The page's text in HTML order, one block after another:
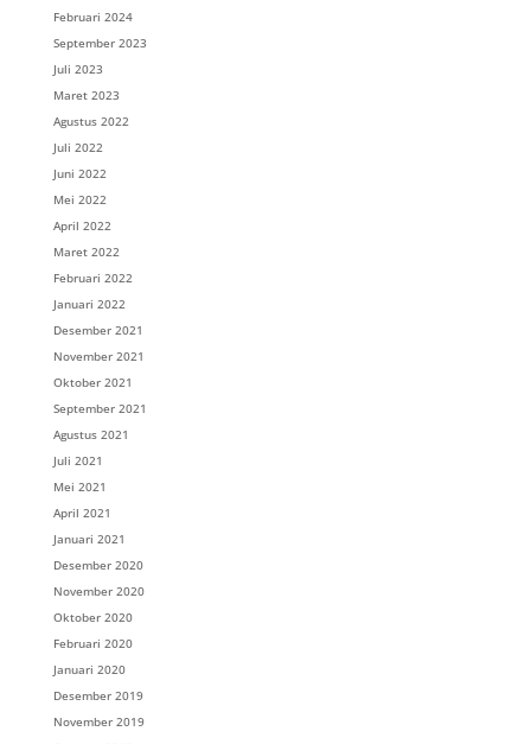
Februari 2024
September 2023
Juli 2023
Maret 2023
Agustus 2022
Juli 2022
Juni 2022
Mei 2022
April 2022
Maret 2022
Februari 2022
Januari 2022
Desember 2021
November 2021
Oktober 2021
September 2021
Agustus 2021
Juli 2021
Mei 2021
April 2021
Januari 2021
Desember 2020
November 2020
Oktober 2020
Februari 2020
Januari 2020
Desember 2019
November 2019